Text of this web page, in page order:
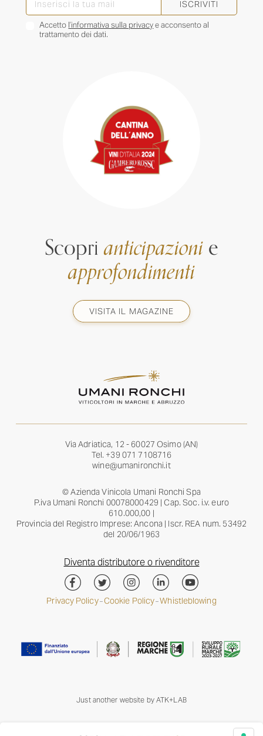
ISCRIVITI
Accetto l’informativa sulla privacye acconsento al
trattamento dei dati.
Scoprianticipazionie
approfondimenti
VISITA IL MAGAZINE
Via Adriatica, 12 - 60027 Osimo (AN)
Tel. +39 071 7108716
wine@umanironchi.it
© Azienda Vinicola Umani Ronchi Spa
P.iva Umani Ronchi 00078000429 | Cap. Soc. i.v. euro
610.000,00 |
Provincia del Registro Imprese: Ancona | Iscr. REA num. 53492
del 20/06/1963
Diventa distributore o rivenditore
Privacy Policy–Cookie Policy–Whistleblowing
Just another website by ATK+LAB